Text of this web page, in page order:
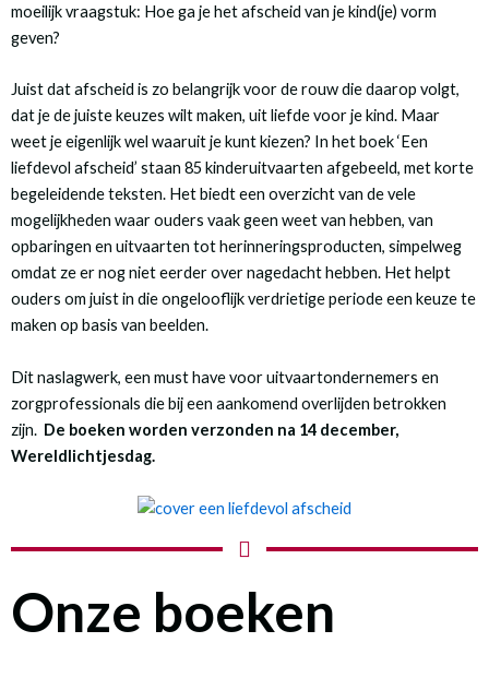
moeilijk vraagstuk: Hoe ga je het afscheid van je kind(je) vorm
geven?
Juist dat afscheid is zo belangrijk voor de rouw die daarop volgt,
dat je de juiste keuzes wilt maken, uit liefde voor je kind. Maar
weet je eigenlijk wel waaruit je kunt kiezen? In het boek ‘Een
liefdevol afscheid’ staan 85 kinderuitvaarten afgebeeld, met korte
begeleidende teksten. Het biedt een overzicht van de vele
mogelijkheden waar ouders vaak geen weet van hebben, van
opbaringen en uitvaarten tot herinneringsproducten, simpelweg
omdat ze er nog niet eerder over nagedacht hebben. Het helpt
ouders om juist in die ongelooflijk verdrietige periode een keuze te
maken op basis van beelden.
Dit naslagwerk, een must have voor uitvaartondernemers en
zorgprofessionals die bij een aankomend overlijden betrokken
zijn. De boeken worden verzonden na 14 december,
Wereldlichtjesdag.
Onze boeken